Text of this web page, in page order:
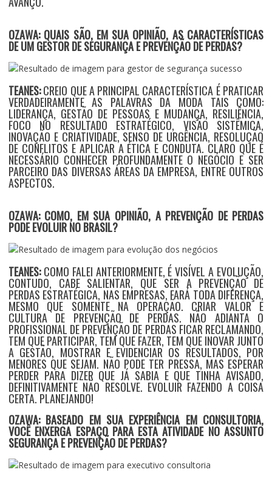
OZAWA: QUAIS SÃO, EM SUA OPINIÃO, AS CARACTERÍSTICAS
DE UM GESTOR DE SEGURANÇA E PREVENÇÃO DE PERDAS?
TEANES:CREIO QUE A PRINCIPAL CARACTERÍSTICA É PRATICAR
VERDADEIRAMENTE AS PALAVRAS DA MODA TAIS COMO:
LIDERANÇA, GESTÃO DE PESSOAS E MUDANÇA, RESILIÊNCIA,
FOCO NO RESULTADO ESTRATÉGICO, VISÃO SISTÊMICA,
INOVAÇÃO E CRIATIVIDADE, SENSO DE URGÊNCIA, RESOLUÇÃO
DE CONFLITOS E APLICAR A ÉTICA E CONDUTA. CLARO QUE É
NECESSÁRIO CONHECER PROFUNDAMENTE O NEGÓCIO E SER
PARCEIRO DAS DIVERSAS ÁREAS DA EMPRESA, ENTRE OUTROS
ASPECTOS.
OZAWA: COMO, EM SUA OPINIÃO, A PREVENÇÃO DE PERDAS
PODE EVOLUIR NO BRASIL?
TEANES:COMO FALEI ANTERIORMENTE, É VISÍVEL A EVOLUÇÃO,
CONTUDO, CABE SALIENTAR, QUE SER A PREVENÇÃO DE
PERDAS ESTRATÉGICA, NAS EMPRESAS, FARÁ TODA DIFERENÇA,
MESMO QUE SOMENTE NA OPERAÇÃO. CRIAR VALOR E
CULTURA DE PREVENÇÃO DE PERDAS. NÃO ADIANTA O
PROFISSIONAL DE PREVENÇÃO DE PERDAS FICAR RECLAMANDO,
TEM QUE PARTICIPAR, TEM QUE FAZER, TEM QUE INOVAR JUNTO
A GESTÃO, MOSTRAR E EVIDENCIAR OS RESULTADOS, POR
MENORES QUE SEJAM. NÃO PODE TER PRESSA, MAS ESPERAR
PERDER PARA DIZER QUE JÁ SABIA E QUE TINHA AVISADO,
DEFINITIVAMENTE NÃO RESOLVE. EVOLUIR FAZENDO A COISA
CERTA. PLANEJANDO!
OZAWA: BASEADO EM SUA EXPERIÊNCIA EM CONSULTORIA,
VOCÊ ENXERGA ESPAÇO PARA ESTA ATIVIDADE NO ASSUNTO
SEGURANÇA E PREVENÇÃO DE PERDAS?